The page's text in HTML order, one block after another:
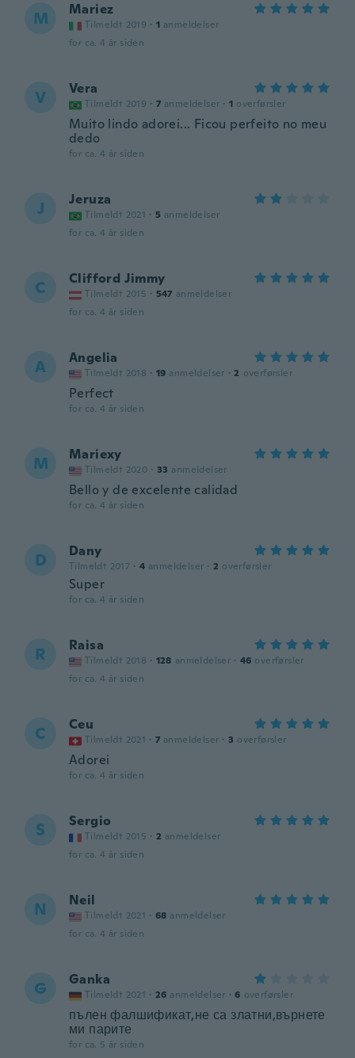
M Mariez
Tilmeldt 2019 · 1 anmeldelser
for ca. 4 år siden
V Vera
Tilmeldt 2019 · 7 anmeldelser · 1 overførsler
Muito lindo adorei... Ficou perfeito no meu
dedo
for ca. 4 år siden
J Jeruza
Tilmeldt 2021 · 5 anmeldelser
for ca. 4 år siden
C Clifford Jimmy
Tilmeldt 2015 · 547 anmeldelser
for ca. 4 år siden
A Angelia
Tilmeldt 2018 · 19 anmeldelser · 2 overførsler
Perfect
for ca. 4 år siden
M Mariexy
Tilmeldt 2020 · 33 anmeldelser
Bello y de excelente calidad
for ca. 4 år siden
D Dany
Tilmeldt 2017 · 4 anmeldelser · 2 overførsler
Super
for ca. 4 år siden
R Raisa
Tilmeldt 2018 · 128 anmeldelser · 46 overførsler
for ca. 4 år siden
C Ceu
Tilmeldt 2021 · 7 anmeldelser · 3 overførsler
Adorei
for ca. 4 år siden
S Sergio
Tilmeldt 2015 · 2 anmeldelser
for ca. 4 år siden
N Neil
Tilmeldt 2021 · 68 anmeldelser
for ca. 4 år siden
G Ganka
Tilmeldt 2021 · 26 anmeldelser · 6 overførsler
пълен фалшификат,не са златни,върнете
ми парите
for ca. 5 år siden